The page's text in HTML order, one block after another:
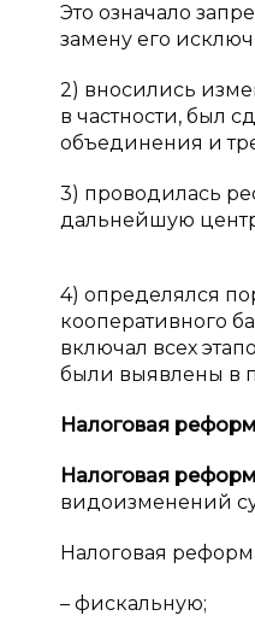
Это означало
замену его
2) вносились
в частности, был
объединения и
3) проводилась
дальнейшую
4) определялся
кооперативного
включал всех
были выявлены в
Налоговая
Налоговая
видоизменений
Налоговая
– фискальную;